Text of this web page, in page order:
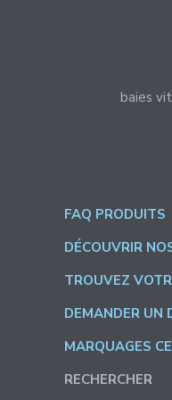
baies
FAQ PRODUITS
DÉCOUVRIR
TROUVEZ
DEMANDER UN
MARQUAGES
RECHERCHER